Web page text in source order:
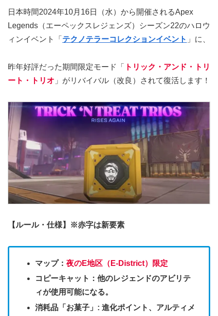
日本時間2024年10月16日（水）から開催されるApex
Legends（エーペックスレジェンズ）シーズン22のハロウ
ィンイベント「 テクノテラーコレクションイベント 」に、
昨年好評だった期間限定モード「
トリック・アンド・トリ
ート・トリオ 」がリバイバル（改良）されて復活します！
【ルール・仕様】※赤字は新要素
マップ：夜のE地区（E-District）限定
コピーキャット：他のレジェンドのアビリテ
ィが使用可能になる。
消耗品「お菓子」: 進化ポイント、アルティメ